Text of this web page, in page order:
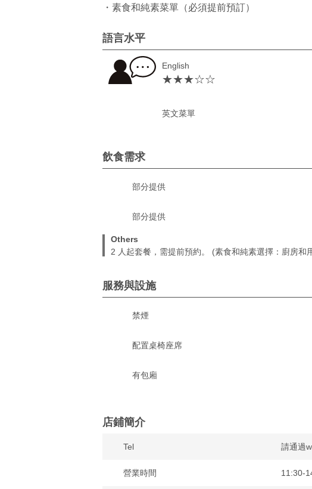
・素食和純素菜單（必須提前預訂）
語言水平
English
★★★☆☆
英文菜單
飲食需求
部分提供
部分提供
Others
2 人起套餐，需提前預約。 (素食和純素選擇：廚房和
服務與設施
禁煙
配置桌椅座席
有包廂
店鋪簡介
Tel 請通過
營業時間 11:30-